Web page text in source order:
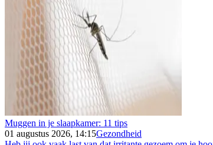
Muggen in je slaapkamer: 11 tips
01 augustus 2026, 14:15Gezondheid